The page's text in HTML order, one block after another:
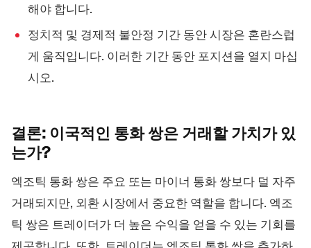
해야 합니다.
정치적 및 경제적 불안정 기간 동안 시장은 혼란스럽
게 움직입니다. 이러한 기간 동안 포지션을 열지 마십
시오.
결론: 이국적인 통화 쌍은 거래할 가치가있
는가?
엑조틱 통화 쌍은 주요 또는 마이너 통화 쌍보다 덜 자주
거래되지만, 외환 시장에서 중요한 역할을 합니다. 엑조
틱 쌍은 트레이더가 더 높은 수익을 얻을 수 있는 기회를